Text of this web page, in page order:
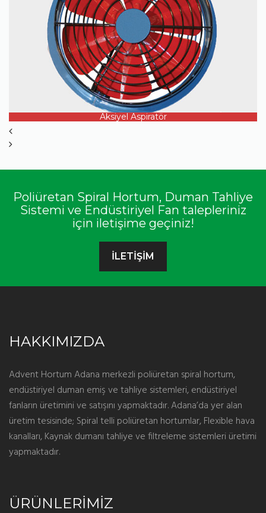
ÜRÜN DETAYI
Aksiyel Aspiratör
Poliüretan Spiral Hortum, Duman Tahliye
Sistemi ve Endüstiriyel Fan talepleriniz
için iletişime geçiniz!
İLETİŞİM
HAKKIMIZDA
Advent Hortum Adana merkezli poliüretan spiral hortum,
endüstiriyel duman emiş ve tahliye sistemleri, endüstiriyel
fanların üretimini ve satışını yapmaktadır. Adana’da yer alan
üretim tesisinde; Spiral telli poliüretan hortumlar, Flexible hava
kanalları, Kaynak dumanı tahliye ve filtreleme sistemleri üretimi
yapmaktadır.
ÜRÜNLERİMİZ